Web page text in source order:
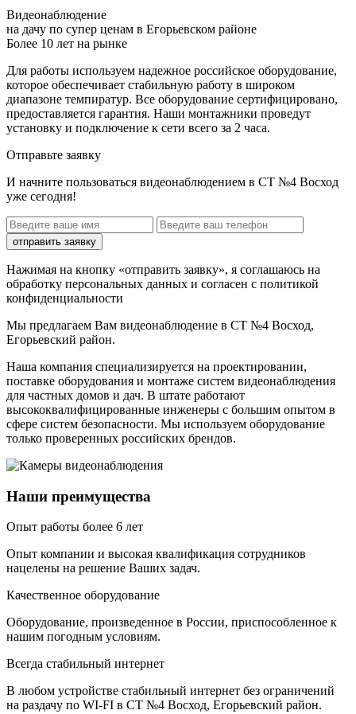
Видеонаблюдение
на дачу по супер ценам в Егорьевском районе
Более 10 лет на рынке
Для работы используем надежное российское оборудование,
которое обеспечивает стабильную работу в широком
диапазоне темпиратур. Все оборудование сертифицировано,
предоставляется гарантия. Наши монтажники проведут
установку и подключение к сети всего за 2 часа.
Отправьте заявку
И начните пользоваться видеонаблюдением в СТ №4 Восход
уже сегодня!
отправить заявку
Нажимая на кнопку «отправить заявку», я соглашаюсь на
обработку персональных данных и согласен с политикой
конфиденциальности
Мы предлагаем Вам видеонаблюдение в СТ №4 Восход,
Егорьевский район.
Наша компания специализируется на проектировании,
поставке оборудования и монтаже систем видеонаблюдения
для частных домов и дач. В штате работают
высококвалифицированные инженеры с большим опытом в
сфере систем безопасности. Мы используем оборудование
только проверенных российских брендов.
Наши преимущества
Опыт работы более 6 лет
Опыт компании и высокая квалификация сотрудников
нацелены на решение Ваших задач.
Качественное оборудование
Оборудование, произведенное в России, приспособленное к
нашим погодным условиям.
Всегда стабильный интернет
В любом устройстве стабильный интернет без ограничений
на раздачу по WI-FI в СТ №4 Восход, Егорьевский район.